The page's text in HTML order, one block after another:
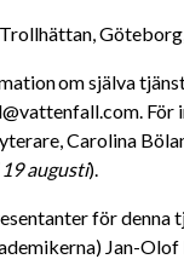
om själva
Carolina
augusti).
för denna
Jan-Olof